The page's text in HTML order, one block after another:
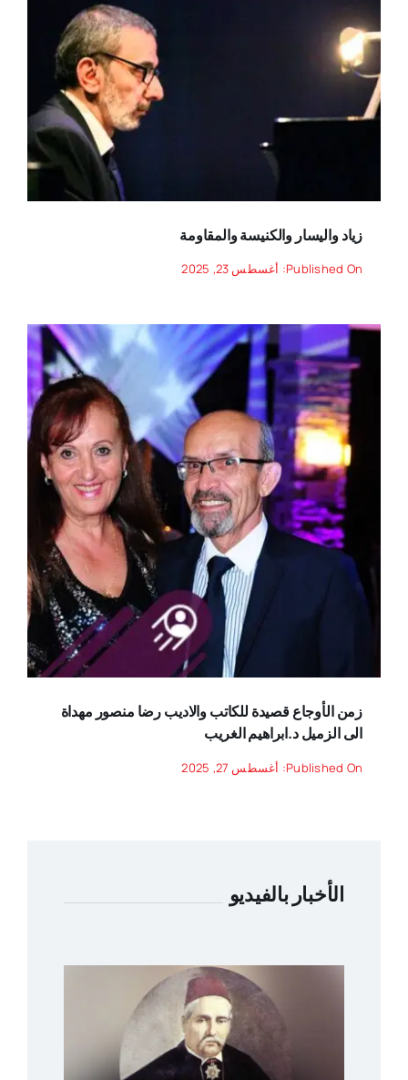
زياد واليسار والكنيسة والمقاومة
Published On: أغسطس 23, 2025
زمن الأوجاع قصيدة للكاتب والاديب رضا منصور مهداة
الى الزميل د.ابراهيم الغريب
Published On: أغسطس 27, 2025
الأخبار بالفيديو